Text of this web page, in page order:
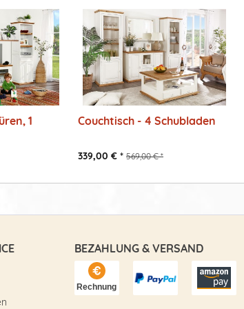
1 Couchtisch - 4 Schubladen
339,00 € * 569,00 € *
BEZAHLUNG & VERSAND